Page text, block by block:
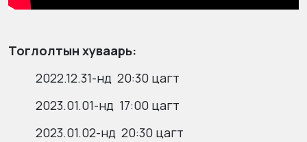
Тоглолтын хуваарь:
2022.12.31-нд 20:30 цагт
2023.01.01-нд 17:00 цагт
2023.01.02-нд 20:30 цагт